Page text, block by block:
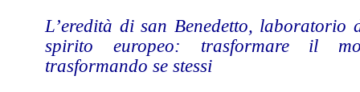
L’eredità di san Benedetto, laboratorio
spirito europeo: trasformare il
trasformando se stessi